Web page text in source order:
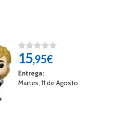
15,95€
Entrega:
Martes, 11 de Agosto